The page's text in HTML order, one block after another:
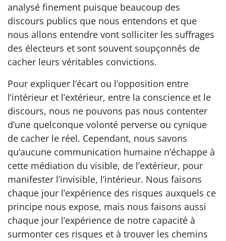
analysé finement puisque beaucoup des
discours publics que nous entendons et que
nous allons entendre vont solliciter les suffrages
des électeurs et sont souvent soupçonnés de
cacher leurs véritables convictions.
Pour expliquer l’écart ou l’opposition entre
l’intérieur et l’extérieur, entre la conscience et le
discours, nous ne pouvons pas nous contenter
d’une quelconque volonté perverse ou cynique
de cacher le réel. Cependant, nous savons
qu’aucune communication humaine n’échappe à
cette médiation du visible, de l’extérieur, pour
manifester l’invisible, l’intérieur. Nous faisons
chaque jour l’expérience des risques auxquels ce
principe nous expose, mais nous faisons aussi
chaque jour l’expérience de notre capacité à
surmonter ces risques et à trouver les chemins